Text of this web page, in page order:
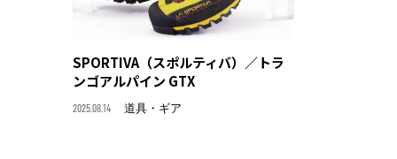
SPORTIVA（スポルティバ）／トラ
ンゴアルパイン GTX
2025.08.14 道具・ギア